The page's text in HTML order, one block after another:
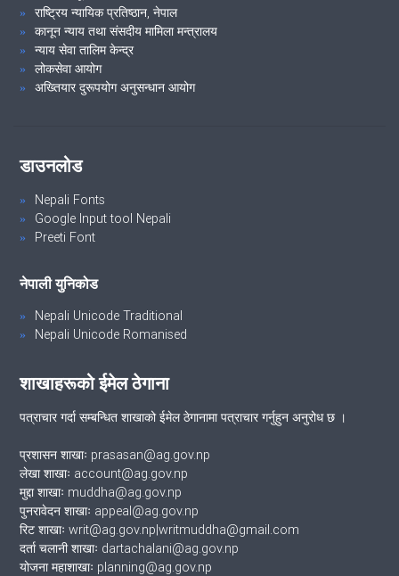
राष्ट्रिय न्यायिक प्रतिष्ठान, नेपाल
कानून न्याय तथा संसदीय मामिला मन्त्रालय
न्याय सेवा तालिम केन्द्र
लोकसेवा आयोग
अख्तियार दुरूपयोग अनुसन्धान आयोग
डाउनलोड
Nepali Fonts
Google Input tool Nepali
Preeti Font
नेपाली युनिकोड
Nepali Unicode Traditional
Nepali Unicode Romanised
शाखाहरूको ईमेल ठेगाना
पत्राचार गर्दा सम्बन्धित शाखाको ईमेल ठेगानामा पत्राचार गर्नुहुन अनुरोध छ ।
प्रशासन शाखाः prasasan@ag.gov.np
लेखा शाखाः account@ag.gov.np
मुद्दा शाखाः muddha@ag.gov.np
पुनरावेदन शाखाः appeal@ag.gov.np
रिट शाखाः writ@ag.gov.np|writmuddha@gmail.com
दर्ता चलानी शाखाः dartachalani@ag.gov.np
योजना महाशाखाः planning@ag.gov.np